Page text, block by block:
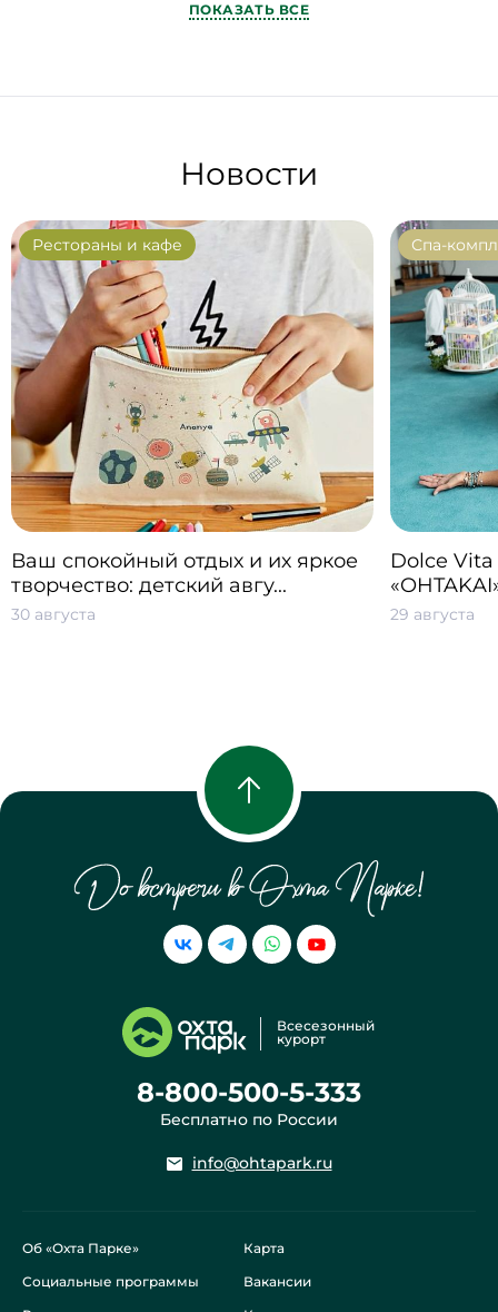
ТЕННИСНЫЕ КОРТЫ И
СПОРТИВНЫЕ ПЛОЩАДКИ
ПАРК АЛЬПАК
ЭКОТРОПА ЦИФРОВЫЕ ГОНКИ
РЫБАЛКА
ЛЕСНОЙ КАТОК
ПОКАЗАТЬ ВСЕ
Новости
Рестораны и кафе
Ваш спокойный отдых и их яркое
творчество: детский авгу...
30 августа
Спа-
Dolce
29 августа
8-800-500-5-333
Бесплатно по России
Всесезонный
курорт
info@ohtapark.ru
Об «Охта Парке»
Карта
Социальные программы
Вакансии